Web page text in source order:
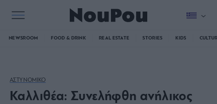
NEWSROOM FOOD & DRINK REAL ESTATE STORIES KIDS
ΑΣΤΥΝΟΜΙΚΟ
Καλλιθέα: Συνελήφθη ανήλικος